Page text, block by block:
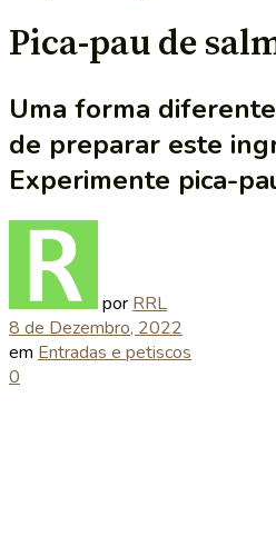
Pica-pau de
Uma forma
de preparar este
Experimente pica-
por RRL
8 de Dezembro, 2022
em Entradas e petiscos
0